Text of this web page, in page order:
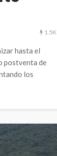
1.5K
hasta el
postventa de
los